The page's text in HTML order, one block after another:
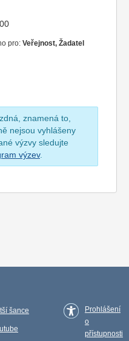
pro: Veřejnost, Žadatel
znamená to,
nejsou vyhlášeny
výzvy sledujte
výzev.
šance
Prohlášení
o
přístupnosti